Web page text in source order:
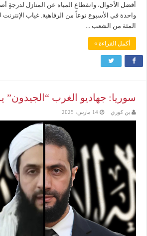
أفضل الأحوال، وانقطاع المياه عن المنازل لدرجةٍ
واحدة في الأسبوع نوعاً من الرفاهية. غياب
المئة من الشعب ...
أكمل القراءة »
سوريا: جهاديو الغرب “الجيدون”
بن كوري 14 مارس، 2025